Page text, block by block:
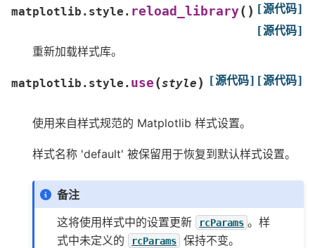
matplotlib.style. reload_library( ) [源代码]
[源代码]
重新加载样式库。
matplotlib.style. use (style ) [源代码]
[源代码]
使用来自样式规范的 Matplotlib 样式设置。
样式名称 'default' 被保留用于恢复到默认样式设置。
备注
这将使用样式中的设置更新
rcParams 。样
式中未定义的
rcParams 保持不变。